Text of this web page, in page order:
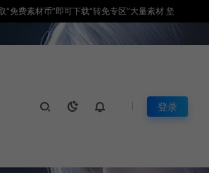
费素材币”即可下载“转免专区”大量素材 坚
登录